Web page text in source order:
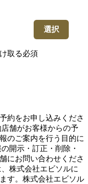
選択
取る必須
約をお申し込みくださ
舗がお客様からの予
のご案内を行う目的に
開示・訂正・削除・
にお問い合わせくださ
株式会社エビソルに
す。株式会社エビソル